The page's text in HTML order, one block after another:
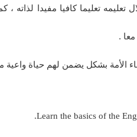
تعليما كافيا مفيدا لذاته ،
.
بشكل يضمن لهم حياة واعية